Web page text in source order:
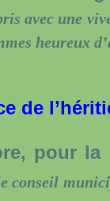
avec une
heureux
de
pour la
conseil